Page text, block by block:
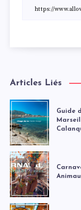
Articles Liés
Guide